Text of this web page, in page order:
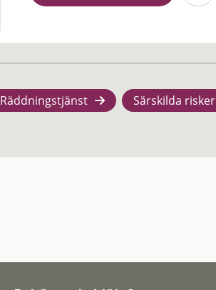
Räddningstjänst Särskilda risker